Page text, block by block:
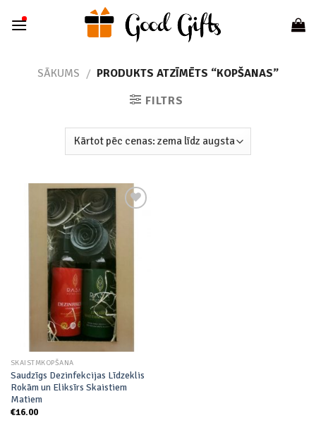
SĀKUMS / PRODUKTS ATZĪMĒTS “KOPŠANAS”
FILTRS
SKAISTMKOPŠANA
Saudzīgs Dezinfekcijas Līdzeklis
Rokām un Eliksīrs Skaistiem
Matiem
€16.00